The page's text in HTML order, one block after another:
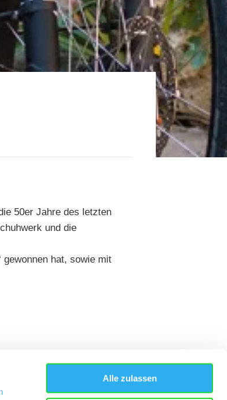
Alle zulassen
50er Jahre des letzten
und die
gewonnen hat, sowie mit